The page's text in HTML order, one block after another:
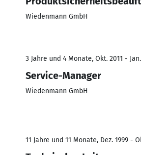
Wiedenmann GmbH
3 Jahre und 4 Monate, Okt. 2011 -
Service-Manager
Wiedenmann GmbH
11 Jahre und 11 Monate, Dez. 1999 -